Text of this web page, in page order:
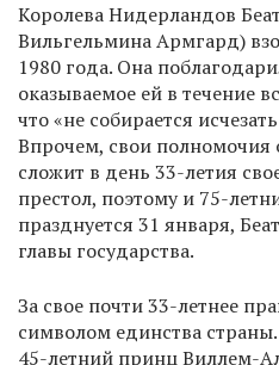
Королева Нидерландов
Вильгельмина Армгард)
1980 года. Она
оказываемое ей в течение
что «не собирается
Впрочем, свои полномочия
сложит в день 33-летия
престол, поэтому и 75-
празднуется 31 января,
главы государства.
За свое почти 33-летнее
символом единства
45-летний принц Виллем-